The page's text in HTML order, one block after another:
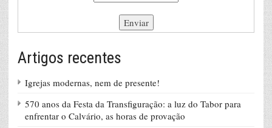
Artigos recentes
Igrejas modernas, nem de presente!
570 anos da Festa da Transfiguração: a luz do Tabor para
enfrentar o Calvário, as horas de provação